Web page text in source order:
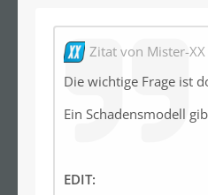
Zitat von Mister-XX
Die wichtige Frage ist
Ein Schadensmodell
EDIT: